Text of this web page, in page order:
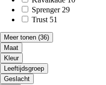
Sprenger 29
Trust 51
Meer tonen (36)
Maat
Kleur
Leeftijdsgroep
Geslacht